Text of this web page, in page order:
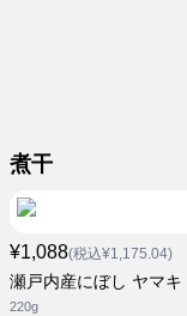
煮干
¥1,088(税込¥1,175.04)
瀬戸内産にぼし ヤマキ
220g